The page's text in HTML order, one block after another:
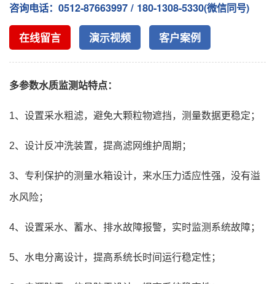
咨询电话：0512-87663997 / 180-1308-5330(微信同号)
在线留言 演示视频 客户案例
多参数水质监测站特点：
1、设置采水粗滤，避免大颗粒物遮挡，测量数据更稳定；
2、设计反冲洗装置，提高滤网维护周期；
3、专利保护的测量水箱设计，来水压力适应性强，没有溢
水风险；
4、设置采水、蓄水、排水故障报警，实时监测系统故障；
5、水电分离设计，提高系统长时间运行稳定性；